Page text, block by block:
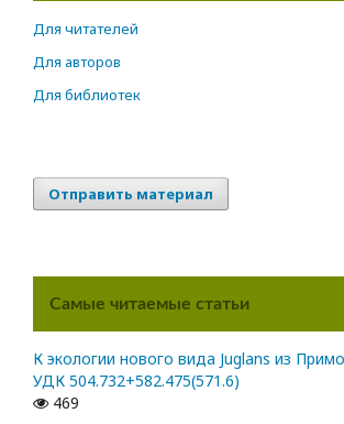
Для читателей
Для авторов
Для библиотек
Отправить материал
Самые читаемые статьи
К экологии нового вида Juglans из
УДК 504.732+582.475(571.6)
469